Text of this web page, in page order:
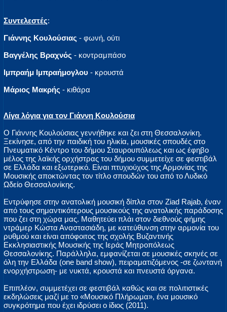
Συντελεστές:
Γιάννης Κουλούσιας - φωνή, ούτι
Βαγγέλης Βραχνός - κοντραμπάσο
Ιμπραήμ Ιμπραήμογλου - κρουστά
Μάριος Μακρής - κιθάρα
Λίγα λόγια για τον Γιάννη Κουλούσια
Ο Γιάννης Κουλούσιας γεννήθηκε και ζει στη Θεσσαλονίκη.
Ξεκίνησε, από την παιδική του ηλικία, μουσικές σπουδές στο
Πνευματικό Κέντρο του δήμου Σταυρουπόλεως και ως έφηβο
μέλος της λαϊκής ορχήστρας του δήμου συμμετείχε σε φεστιβάλ
σε Ελλάδα και εξωτερικό. Είναι πτυχιούχος της Αρμονίας της
Μουσικής αποκτώντας τον τίτλο σπουδών του από το Λυδικό
Ωδείο Θεσσαλονίκης.
Εντρύφησε στην ανατολική μουσική δίπλα στον Ziad Rajab, έναν
από τους σημαντικότερους μουσικούς της ανατολικής παράδοσης
που ζει στη χώρα μας. Μαθητεύει πλάι στον διεθνούς φήμης
ντράμερ Κώστα Αναστασιάδη, με κατεύθυνση στην αρμονία του
ρυθμού και είναι απόφοιτος της σχολής Βυζαντινής
Εκκλησιαστικής Μουσικής της Ιεράς Μητροπόλεως
Θεσσαλονίκης. Παράλληλα, εμφανίζεται σε μουσικές σκηνές σε
όλη την Ελλάδα (one band show), πειραματιζόμενος -σε ζωντανή
ενορχήστρωση- με νυκτά, κρουστά και πνευστά όργανα.
Επιπλέον, συμμετέχει σε φεστιβάλ καθώς και σε πολιτιστικές
εκδηλώσεις μαζί με το «Μουσικό Πλήρωμα», ένα μουσικό
συγκρότημα που έχει ιδρύσει ο ίδιος (2011).